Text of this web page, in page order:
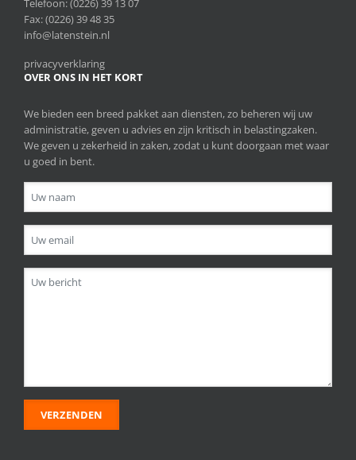
Telefoon:(0226) 39 13 07
Fax: (0226) 39 48 35
info@latenstein.nl
privacyverklaring
OVER ONS IN HET KORT
We bieden een breed pakket aan diensten, zo beheren wij uw
administratie, geven u advies en zijn kritisch in belastingzaken.
We geven u zekerheid in zaken, zodat u kunt doorgaan met waar
u goed in bent.